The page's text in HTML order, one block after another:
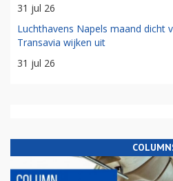
31 jul 26
Luchthavens Napels maand dicht
Transavia wijken uit
31 jul 26